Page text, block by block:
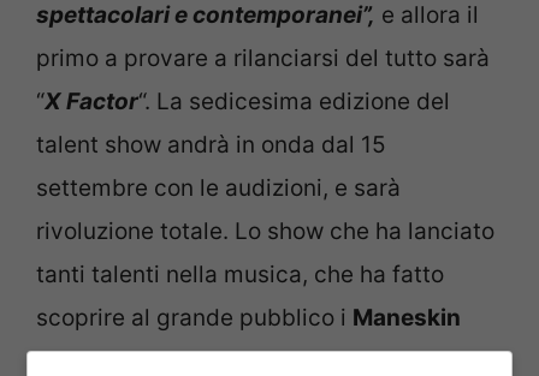
spettacolari e contemporanei”, e allora il
primo a provare a rilanciarsi del tutto sarà
“X Factor“. La sedicesima edizione del
talent show andrà in onda dal 15
settembre con le audizioni, e sarà
rivoluzione totale. Lo show che ha lanciato
tanti talenti nella musica, che ha fatto
scoprire al grande pubblico i Maneskin
che proprio da quel palco spiccarono il